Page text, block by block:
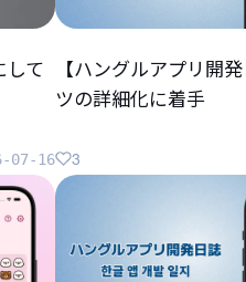
して
07-16
【ハングルアプリ開
ツの詳細化に着手
3